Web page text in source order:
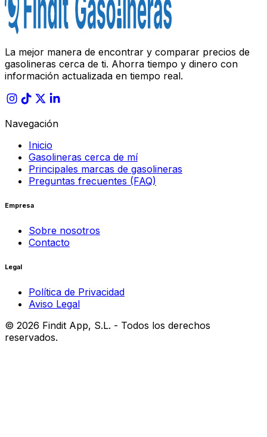
La mejor manera de encontrar y comparar precios de
gasolineras cerca de ti. Ahorra tiempo y dinero con
información actualizada en tiempo real.
Navegación
Inicio
Gasolineras cerca de mí
Principales marcas de gasolineras
Preguntas frecuentes (FAQ)
Empresa
Sobre nosotros
Contacto
Legal
Política de Privacidad
Aviso Legal
© 2026 Findit App, S.L. - Todos los derechos
reservados.